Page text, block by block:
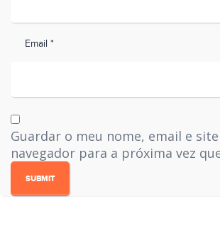
Email *
Guardar o meu nome, email e
navegador para a próxima vez